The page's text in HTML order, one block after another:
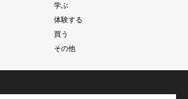
学ぶ
体験する
買う
その他